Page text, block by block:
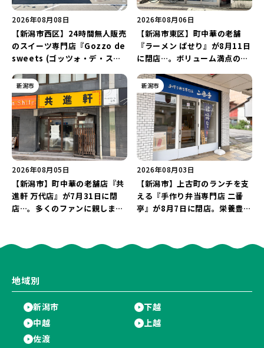
2026年08月08日
【新潟市西区】24時間無人販売
のスイーツ専門店『Gozzo de
sweets (ゴッツォ・デ・スイ
店…。一部商品は姉妹店で販売
継続！
2026年08月06日
【新潟市東区】町中華の老舗
『ラーメン ぱせり』が8月11日
に閉店…。ボリューム満点の名
新潟市
2026年08月05日
【新潟市】町中華の老舗店『共
進軒 万代店』が7月31日に閉
店…。多くのファンに親しまれ
新潟市
2026年08月03日
【新潟市】上古町のランチを支
える『手作り弁当専門店 二番
亭』が8月7日に閉店。栄養豊富
地域別
新潟市
下越
中越
上越
佐渡